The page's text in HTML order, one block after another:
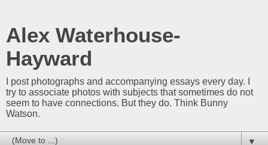
Alex Waterhouse-
Hayward
I post photographs and accompanying essays every day. I
try to associate photos with subjects that sometimes do not
seem to have connections. But they do. Think Bunny
Watson.
▼